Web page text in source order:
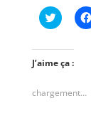
C
l
u
e
o
u
J’aime ça :
chargement…